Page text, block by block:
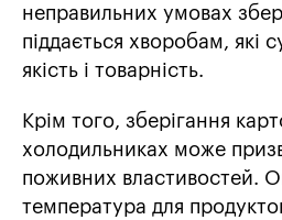
неправильних умовах
піддається хворобам, які
якість і товарність.
Крім того, зберігання
холодильниках може
поживних властивостей.
температура для